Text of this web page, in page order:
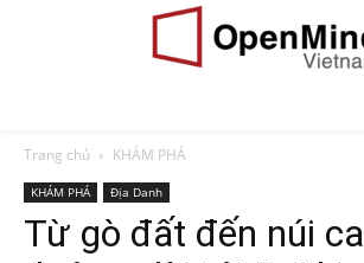
Trang chủ KHÁM PHÁ
KHÁM PHÁ Địa Danh
Từ gò đất đến núi